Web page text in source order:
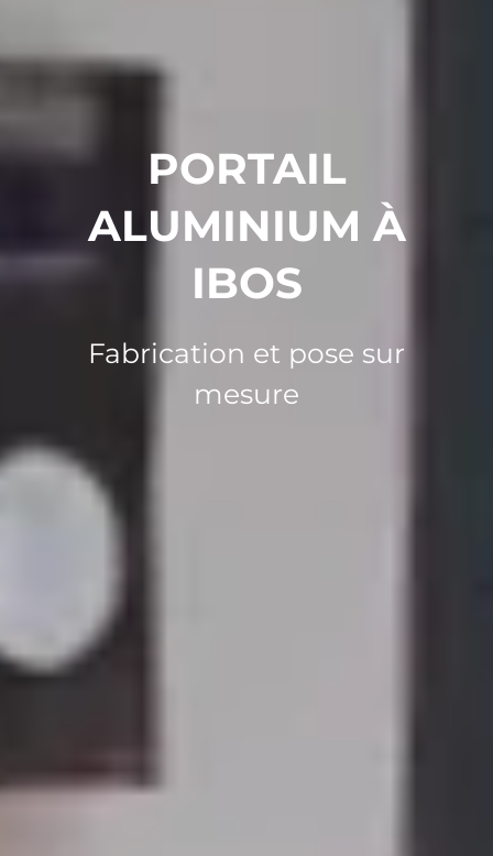
PORTAIL
ALUMINIUM À
IBOS
Fabrication et pose sur
mesure